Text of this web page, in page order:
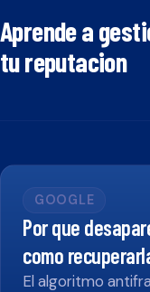
Aprende a
tu reputacion
GOOGLE
Por que
como
El algoritmo